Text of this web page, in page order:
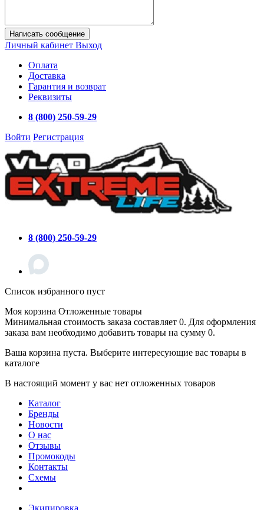
Написать сообщение
Личный кабинет Выход
Оплата
Доставка
Гарантия и возврат
Реквизиты
8 (800) 250-59-29
Войти Регистрация
8 (800) 250-59-29
Список избранного пуст
Моя корзина Отложенные товары
Минимальная стоимость заказа составляет 0. Для оформления
заказа вам необходимо добавить товары на сумму 0.
Ваша корзина пуста. Выберите интересующие вас товары в
каталоге
В настоящий момент у вас нет отложенных товаров
Каталог
Бренды
Новости
О нас
Отзывы
Промокоды
Контакты
Схемы
Экипировка